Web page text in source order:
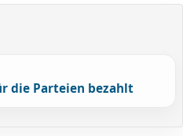
die Parteien bezahlt